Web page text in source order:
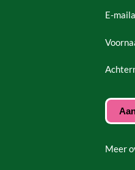
E-
Meer